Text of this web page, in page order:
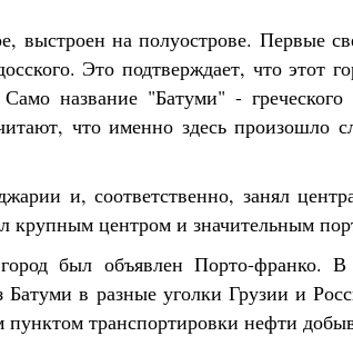
на полуострове. Первые
Это подтверждает, что этот
Само название "Батуми" -
что именно здесь произошло
и, соответственно, занял
центром и значительным
был объявлен Порто-франко. В
в разные уголки Грузии и
транспортировки нефти